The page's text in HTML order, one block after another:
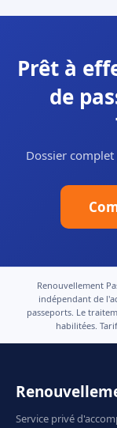
Prêt à
de
Dossier
Renouvellement
indépendant de
passeports. Le
habilitées.
Service privé